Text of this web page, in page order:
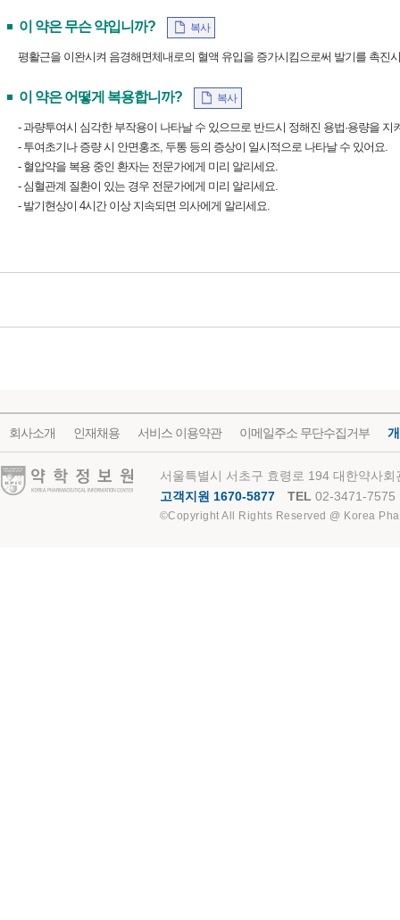
이 약은 무슨 약입니까? 복사
평활근을 이완시켜 음경해면체내로의 혈액 유입을 증가시킴으로써 발기를 촉진
이 약은 어떻게 복용합니까? 복사
- 과량투여시 심각한 부작용이 나타날 수 있으므로 반드시 정해진 용법·용량을 지
- 투여초기나 증량 시 안면홍조, 두통 등의 증상이 일시적으로 나타날 수 있어요.
- 혈압약을 복용 중인 환자는 전문가에게 미리 알리세요.
- 심혈관계 질환이 있는 경우 전문가에게 미리 알리세요.
- 발기현상이 4시간 이상 지속되면 의사에게 알리세요.
회사소개 인재채용 서비스 이용약관 이메일주소 무단수집거부
약학정보원
서울특별시 서초구 효령로 194 대한약사
고객지원 1670-5877
TEL 02-3471-7575
©Copyright All Rights Reserved @ Korea